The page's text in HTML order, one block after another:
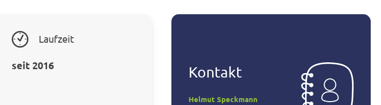
Laufzeit
seit 2016 Kontakt
Helmut Speckmann